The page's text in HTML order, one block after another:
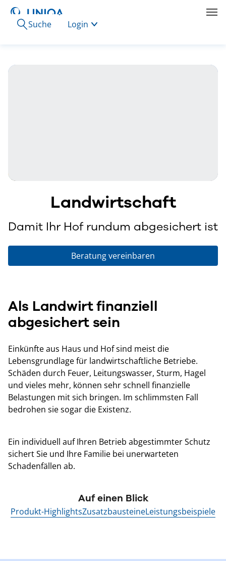
Suche Login
Landwirtschaft
Damit Ihr Hof rundum abgesichert ist
Beratung vereinbaren
Als Landwirt finanziell
abgesichert sein
Einkünfte aus Haus und Hof sind meist die
Lebensgrundlage für landwirtschaftliche Betriebe.
Schäden durch Feuer, Leitungswasser, Sturm, Hagel
und vieles mehr, können sehr schnell finanzielle
Belastungen mit sich bringen. Im schlimmsten Fall
bedrohen sie sogar die Existenz.
Ein individuell auf Ihren Betrieb abgestimmter Schutz
sichert Sie und Ihre Familie bei unerwarteten
Schadenfällen ab.
Auf einen Blick
Produkt-HighlightsZusatzbausteineLeistungsbeispiele